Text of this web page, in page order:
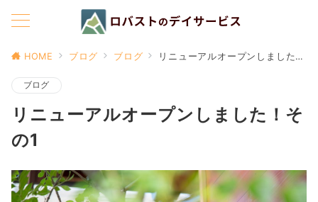
HOME ブログ ブログ リニューアルオープンしました！その1
ブログ
リニューアルオープンしました！そ
の1